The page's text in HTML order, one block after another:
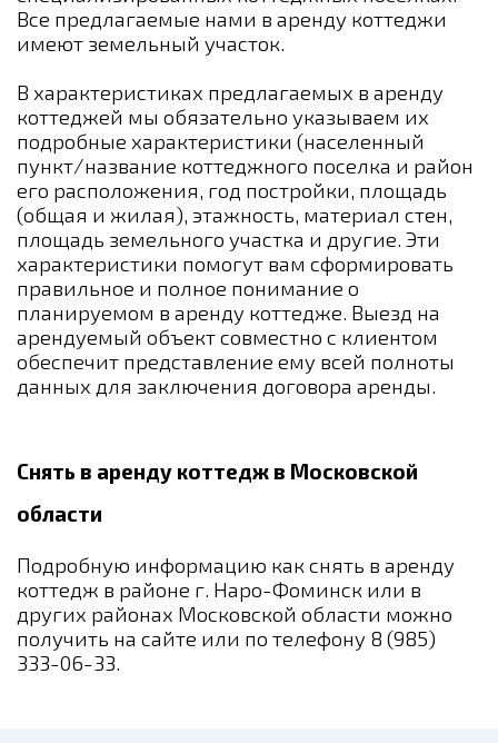
Все предлагаемые нами в аренду коттеджи
имеют земельный участок.
В характеристиках предлагаемых в аренду
коттеджей мы обязательно указываем их
подробные характеристики (населенный
пункт/название коттеджного поселка и район
его расположения, год постройки, площадь
(общая и жилая), этажность, материал стен,
площадь земельного участка и другие. Эти
характеристики помогут вам сформировать
правильное и полное понимание о
планируемом в аренду коттедже. Выезд на
арендуемый объект совместно с клиентом
обеспечит представление ему всей полноты
данных для заключения договора аренды.
Снять в аренду коттедж в Московской
области
Подробную информацию как снять в аренду
коттедж в районе г. Наро-Фоминск или в
других районах Московской области можно
получить на сайте или по телефону 8 (985)
333-06-33.